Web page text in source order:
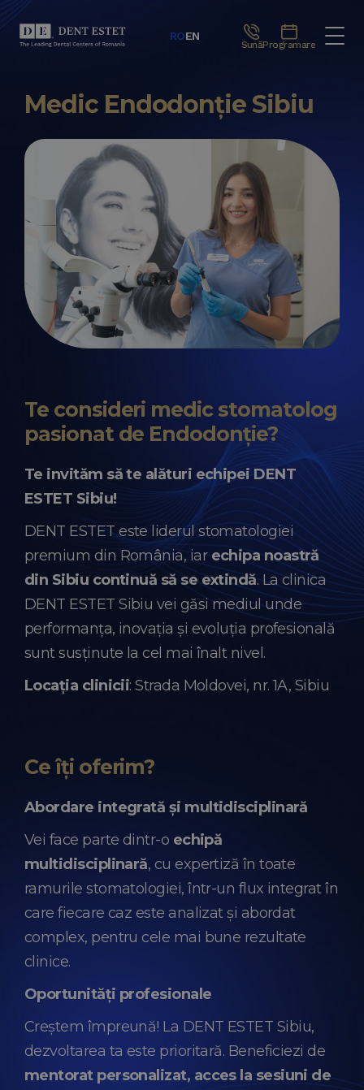
ROEN
SunăProgramare
Medic Endodonție Sibiu
Te consideri medic stomatolog
pasionat de Endodonție?
Te invităm să te alături echipei DENT
ESTET Sibiu!
DENT ESTET este liderul stomatologiei
premium din România, iar echipa noastră
din Sibiu continuă să se extindă. La clinica
DENT ESTET Sibiu vei găsi mediul unde
performanța, inovația și evoluția profesională
sunt susținute la cel mai înalt nivel.
Locația clinicii: Strada Moldovei, nr. 1A, Sibiu
Ce îți oferim?
Abordare integrată și multidisciplinară
Vei face parte dintr-o echipă
multidisciplinară, cu expertiză în toate
ramurile stomatologiei, într-un flux integrat în
care fiecare caz este analizat și abordat
complex, pentru cele mai bune rezultate
clinice.
Oportunități profesionale
Creștem împreună! La DENT ESTET Sibiu,
dezvoltarea ta este prioritară. Beneficiezi de
mentorat personalizat, acces la sesiuni de